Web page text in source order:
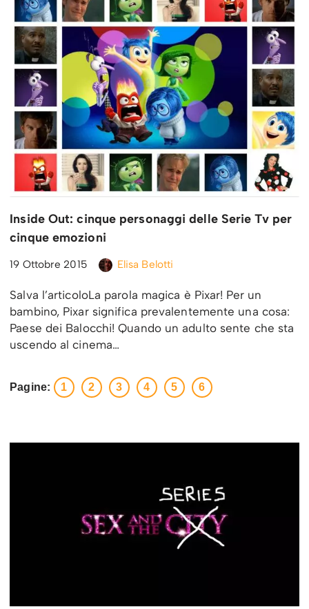
Inside Out: cinque personaggi delle Serie Tv per
cinque emozioni
19 Ottobre 2015 Elisa Belotti
Salva l’articoloLa parola magica è Pixar! Per un
bambino, Pixar significa prevalentemente una cosa:
Paese dei Balocchi! Quando un adulto sente che sta
uscendo al cinema…
Pagine: 1 2 3 4 5 6